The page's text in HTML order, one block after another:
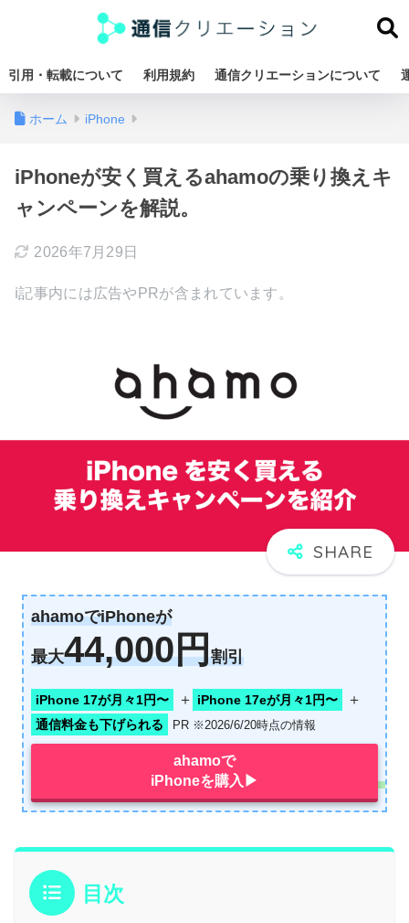
引用・転載について 利用規約 通信クリエーションについて
ホーム iPhone
iPhoneが安く買えるahamoの乗り換えキ
ャンペーンを解説。
2026年7月29日
ℹ︎記事内には広告やPRが含まれています。
ahamoでiPhoneが
最大44,000円割引
iPhone 17が月々1円〜 ＋ iPhone 17eが月々1円〜 ＋
通信料金も下げられる PR ※2026/6/20時点の情報
ahamoで
iPhoneを購入▶︎
目次